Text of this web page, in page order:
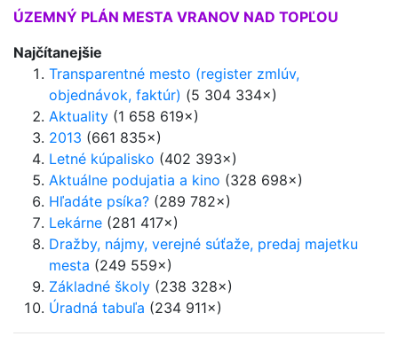
ÚZEMNÝ PLÁN MESTA VRANOV NAD TOPĽOU
Najčítanejšie
Transparentné mesto (register zmlúv,
objednávok, faktúr) (5 304 334×)
Aktuality (1 658 619×)
2013 (661 835×)
Letné kúpalisko (402 393×)
Aktuálne podujatia a kino (328 698×)
Hľadáte psíka? (289 782×)
Lekárne (281 417×)
Dražby, nájmy, verejné súťaže, predaj majetku
mesta (249 559×)
Základné školy (238 328×)
Úradná tabuľa (234 911×)